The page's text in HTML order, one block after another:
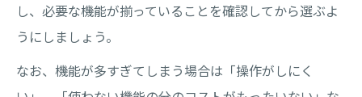
し、必要な機能が揃っていることを確認してから選ぶよ
うにしましょう。
なお、機能が多すぎてしまう場合は「操作がしにく